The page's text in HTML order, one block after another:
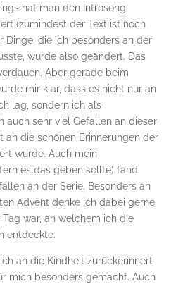
hat man den Introsong
(zumindest der Text ist noch
Dinge, die ich besonders an der
wurde also geändert. Das
Aber gerade beim
mir klar, dass es nicht nur an
lag, sondern ich als
auch sehr viel Gefallen an dieser
an die schönen Erinnerungen der
wurde. Auch mein
es das geben sollte) fand
an der Serie. Besonders an
Advent denke ich dabei gerne
war, an welchem ich die
entdeckte.
an die Kindheit zurückerinnert
mich besonders gemacht. Auch